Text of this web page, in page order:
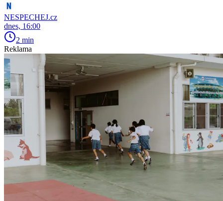
NESPECHEJ.cz
dnes, 16:00
2 min
Reklama